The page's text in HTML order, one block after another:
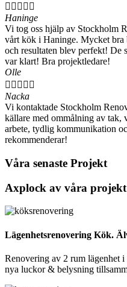
    
Haninge
Vi tog oss hjälp av Stockholm
vårt kök i Haninge. Mycket bra
och resultaten blev perfekt! De
var klart! Bra projektledare!
Olle
    
Nacka
Vi kontaktade Stockholm
källare med ommålning av
arbete, tydlig kommunikation
rekommenderar!
Våra senaste Projekt
Axplock av våra
Lägenhetsrenovering Kök.
Renovering av 2 rum lägenhet
nya luckor & belysning